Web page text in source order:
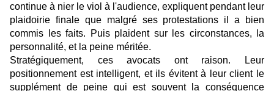
continue à nier le viol à l'audience, expliquent pendant leur
plaidoirie finale que malgré ses protestations il a bien
commis les faits. Puis plaident sur les circonstances, la
personnalité, et la peine méritée.
Stratégiquement, ces avocats ont raison. Leur
positionnement est intelligent, et ils évitent à leur client le
supplément de peine qui est souvent la conséquence